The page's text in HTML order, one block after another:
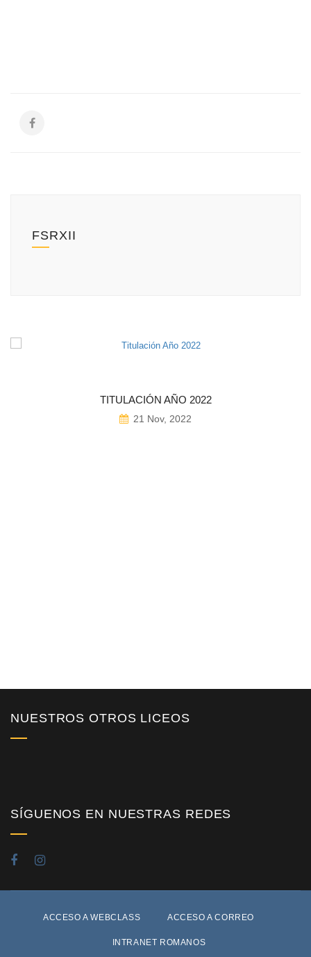
FSRXII
TITULACIÓN AÑO 2022
21 Nov, 2022
NUESTROS OTROS LICEOS
SÍGUENOS EN NUESTRAS REDES
ACCESO A WEBCLASS ACCESO A CORREO
INTRANET ROMANOS